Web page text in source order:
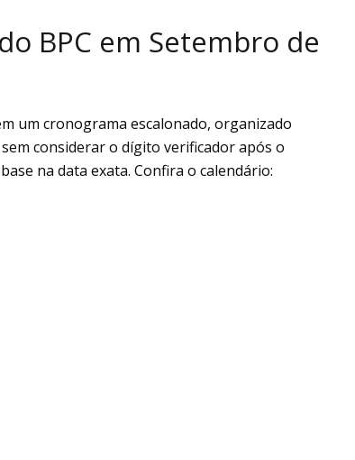
BPC em Setembro de
um cronograma escalonado, organizado
sem considerar o dígito verificador após o
na data exata. Confira o calendário: